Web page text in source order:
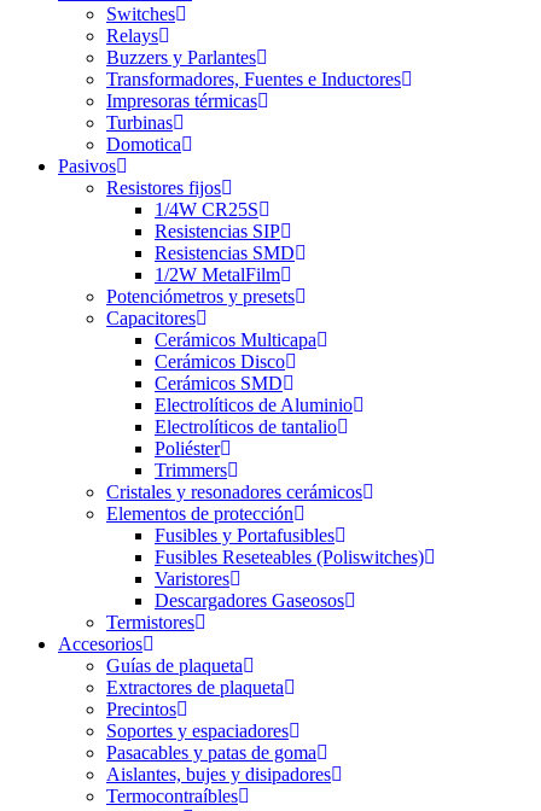
Switches
Relays
Buzzers y Parlantes
Transformadores, Fuentes e Inductores
Impresoras térmicas
Turbinas
Domotica
Pasivos
Resistores fijos
1/4W CR25S
Resistencias SIP
Resistencias SMD
1/2W MetalFilm
Potenciómetros y presets
Capacitores
Cerámicos Multicapa
Cerámicos Disco
Cerámicos SMD
Electrolíticos de Aluminio
Electrolíticos de tantalio
Poliéster
Trimmers
Cristales y resonadores cerámicos
Elementos de protección
Fusibles y Portafusibles
Fusibles Reseteables (Poliswitches)
Varistores
Descargadores Gaseosos
Termistores
Accesorios
Guías de plaqueta
Extractores de plaqueta
Precintos
Soportes y espaciadores
Pasacables y patas de goma
Aislantes, bujes y disipadores
Termocontraíbles